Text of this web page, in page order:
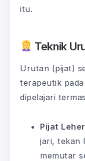
itu.
Teknik
Urutan (pijat)
terapeutik
dipelajari
Pijat
jari, tekan
memutar